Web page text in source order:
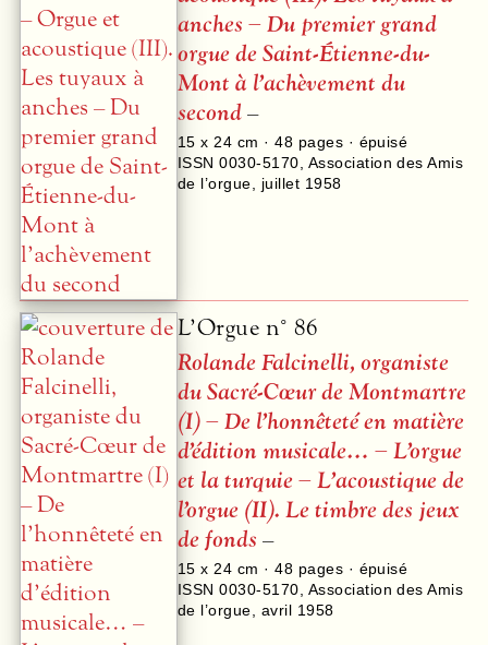
anches – Du premier grand
orgue de Saint-Étienne-du-
Mont à l’achèvement du
second–
15 x 24 cm ·48 pages · épuisé
ISSN 0030-5170 Association des Amis
de l’orgue
juillet 1958
L’Orgue n° 86
Rolande Falcinelli, organiste
du Sacré-Cœur de Montmartre
(I) – De l’honnêteté en matière
d’édition musicale… – L’orgue
et la turquie – L’acoustique de
l’orgue (II). Le timbre des jeux
de fonds –
15 x 24 cm ·48 pages · épuisé
ISSN 0030-5170 Association des Amis
de l’orgue
avril 1958